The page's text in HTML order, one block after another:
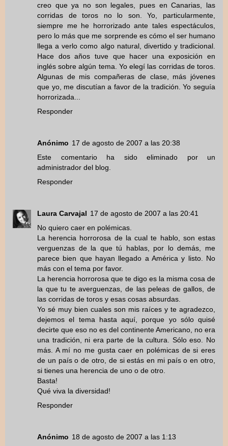
creo que ya no son legales, pues en Canarias, las
corridas de toros no lo son. Yo, particularmente,
siempre me he horrorizado ante tales espectáculos,
pero lo más que me sorprende es cómo el ser humano
llega a verlo como algo natural, divertido y tradicional.
Hace dos años tuve que hacer una exposición en
inglés sobre algún tema. Yo elegí las corridas de toros.
Algunas de mis compañeras de clase, más jóvenes
que yo, me discutían a favor de la tradición. Yo seguía
horrorizada...
Responder
Anónimo 17 de agosto de 2007 a las 20:38
Este comentario ha sido eliminado por un
administrador del blog.
Responder
Laura Carvajal 17 de agosto de 2007 a las 20:41
No quiero caer en polémicas.
La herencia horrorosa de la cual te hablo, son estas
verguenzas de la que tú hablas, por lo demás, me
parece bien que hayan llegado a América y listo. No
más con el tema por favor.
La herencia horrorosa que te digo es la misma cosa de
la que tu te averguenzas, de las peleas de gallos, de
las corridas de toros y esas cosas absurdas.
Yo sé muy bien cuales son mis raíces y te agradezco,
dejemos el tema hasta aquí, porque yo sólo quisé
decirte que eso no es del continente Americano, no era
una tradición, ni era parte de la cultura. Sólo eso. No
más. A mí no me gusta caer en polémicas de si eres
de un país o de otro, de si estás en mi país o en otro,
si tienes una herencia de uno o de otro.
Basta!
Qué viva la diversidad!
Responder
Anónimo 18 de agosto de 2007 a las 1:13